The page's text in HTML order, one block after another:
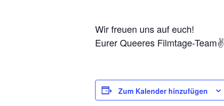
Wir freuen uns auf euch!
Eurer Queeres Filmtage-Team✌
Zum Kalender hinzufügen